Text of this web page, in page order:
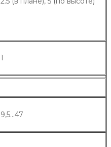
1
9,5…47